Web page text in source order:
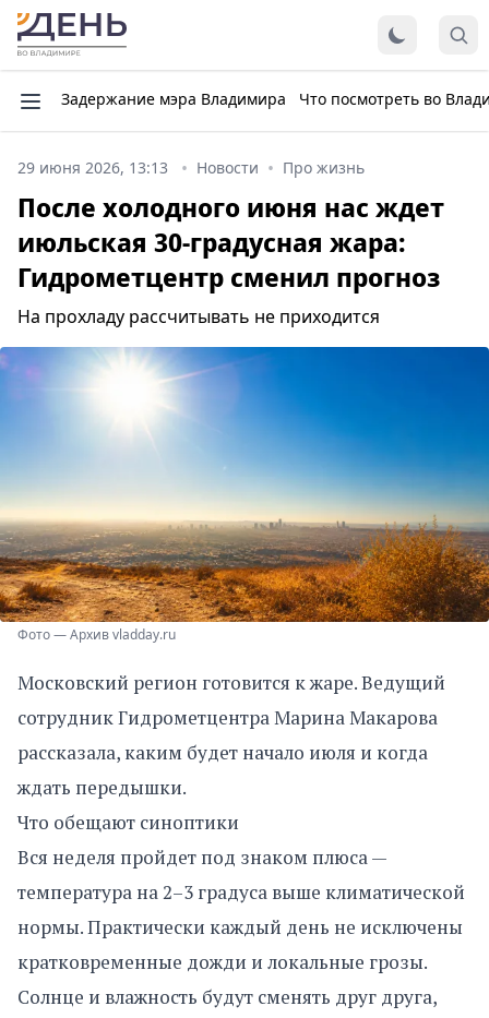
Задержание мэра Владимира Что посмотреть во
29 июня 2026, 13:13 Новости Про жизнь
После холодного июня нас ждет
июльская 30-градусная жара:
Гидрометцентр сменил прогноз
На прохладу рассчитывать не приходится
Фото — Архив vladday.ru
Московский регион готовится к жаре. Ведущий
сотрудник Гидрометцентра Марина Макарова
рассказала, каким будет начало июля и когда
ждать передышки.
Что обещают синоптики
Вся неделя пройдет под знаком плюса —
температура на 2–3 градуса выше климатической
нормы. Практически каждый день не исключены
кратковременные дожди и локальные грозы.
Солнце и влажность будут сменять друг друга,